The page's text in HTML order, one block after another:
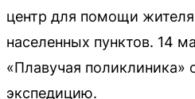
центр для помощи
населенных пунктов. 14
«Плавучая поликлиника»
экспедицию.